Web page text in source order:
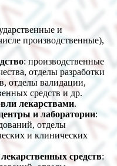
и
производственные),
: производственные
отделы разработки
отделы валидации,
средств и др.
лекарствами.
и лаборатории:
отделы
и клинических
средств: